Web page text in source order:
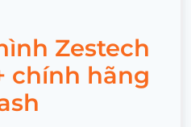
Zestech
chính hãng